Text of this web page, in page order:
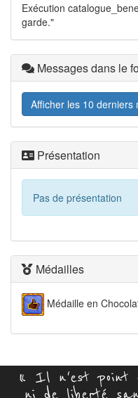
Exécution
garde."
Messages dans le
Afficher les 10 derniers
Présentation
Pas de présentation
Médailles
Médaille en
« Il n'est point